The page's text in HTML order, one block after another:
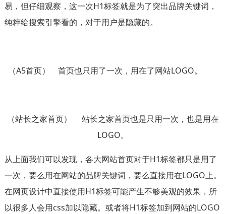
易，但仔细观察，这一次H1标签就是为了突出品牌关键词，
纯粹给搜索引擎看的，对于用户是隐藏的。
（A5首页） 首页也只用了一次，用在了网站LOGO。
（站长之家首页） 站长之家首页也是只用一次，也是用在
LOGO。
从上面我们可以发现，各大网站首页对于H1标签都只是用了
一次，要么用在网站的品牌关键词，要么直接用在LOGO上。
在网页设计中直接使用H1标签可能产生不够美观的效果，所
以很多人会用css加以隐藏。或者将H1标签加到网站的LOGO